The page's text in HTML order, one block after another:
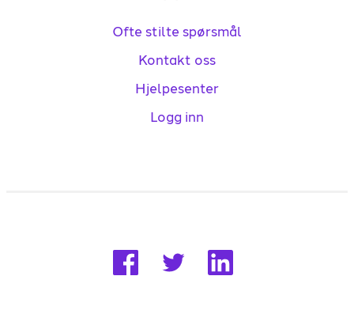
Ofte stilte spørsmål
Kontakt oss
Hjelpesenter
Logg inn